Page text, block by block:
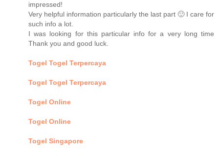
impressed!
Very helpful information particularly the last part 🙂 I care for
such info a lot.
I was looking for this particular info for a very long time
Thank you and good luck.
Togel Togel Terpercaya
Togel Togel Terpercaya
Togel Online
Togel Online
Togel Singapore